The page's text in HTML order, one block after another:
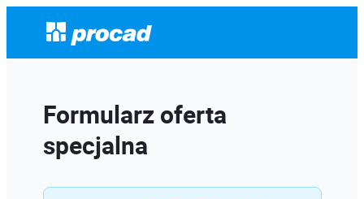
Formularz oferta
specjalna